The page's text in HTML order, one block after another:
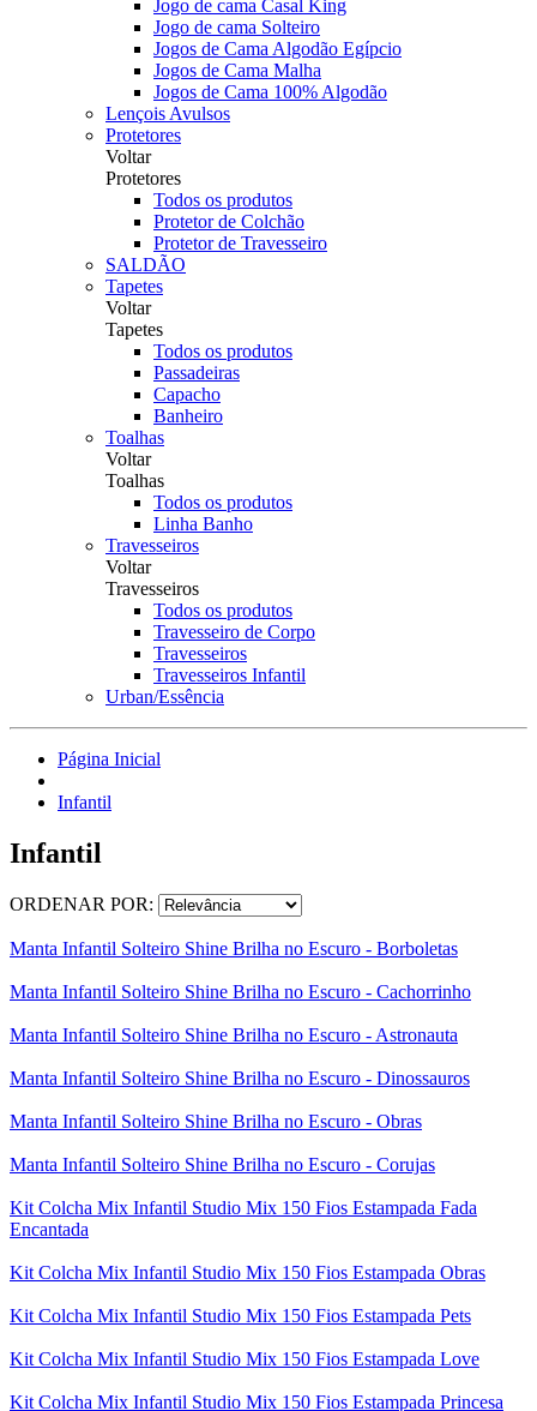
Jogo de cama Casal King
Jogo de cama Solteiro
Jogos de Cama Algodão Egípcio
Jogos de Cama Malha
Jogos de Cama 100% Algodão
Lençois Avulsos
Protetores
Voltar
Protetores
Todos os produtos
Protetor de Colchão
Protetor de Travesseiro
SALDÃO
Tapetes
Voltar
Tapetes
Todos os produtos
Passadeiras
Capacho
Banheiro
Toalhas
Voltar
Toalhas
Todos os produtos
Linha Banho
Travesseiros
Voltar
Travesseiros
Todos os produtos
Travesseiro de Corpo
Travesseiros
Travesseiros Infantil
Urban/Essência
Página Inicial
Infantil
Infantil
ORDENAR POR:
Manta Infantil Solteiro Shine Brilha no Escuro - Borboletas
Manta Infantil Solteiro Shine Brilha no Escuro - Cachorrinho
Manta Infantil Solteiro Shine Brilha no Escuro - Astronauta
Manta Infantil Solteiro Shine Brilha no Escuro - Dinossauros
Manta Infantil Solteiro Shine Brilha no Escuro - Obras
Manta Infantil Solteiro Shine Brilha no Escuro - Corujas
Kit Colcha Mix Infantil Studio Mix 150 Fios Estampada Fada
Encantada
Kit Colcha Mix Infantil Studio Mix 150 Fios Estampada Obras
Kit Colcha Mix Infantil Studio Mix 150 Fios Estampada Pets
Kit Colcha Mix Infantil Studio Mix 150 Fios Estampada Love
Kit Colcha Mix Infantil Studio Mix 150 Fios Estampada Princesa